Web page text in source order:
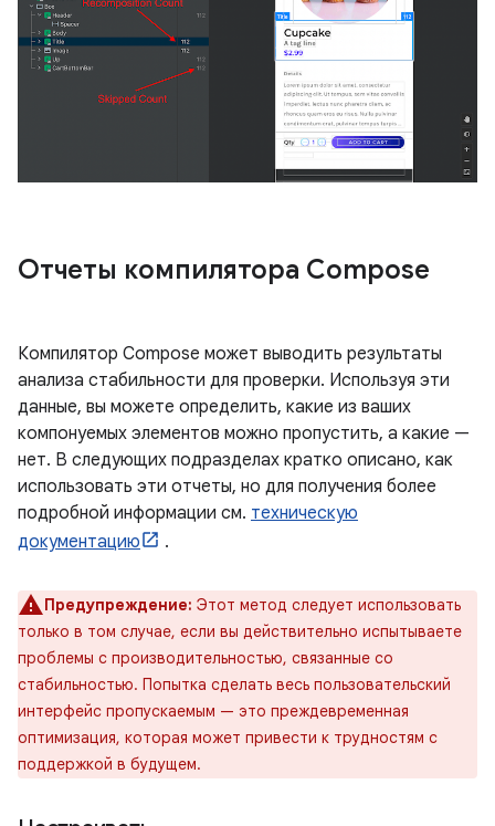
Отчеты компилятора Compose
Компилятор Compose может выводить результаты
анализа стабильности для проверки. Используя эти
данные, вы можете определить, какие из ваших
компонуемых элементов можно пропустить, а какие —
нет. В следующих подразделах кратко описано, как
использовать эти отчеты, но для получения более
подробной информации см. техническую
документацию
.
Предупреждение: Этот метод следует использовать
только в том случае, если вы действительно испытываете
проблемы с производительностью, связанные со
стабильностью. Попытка сделать весь пользовательский
интерфейс пропускаемым — это преждевременная
оптимизация, которая может привести к трудностям с
поддержкой в ​​будущем.